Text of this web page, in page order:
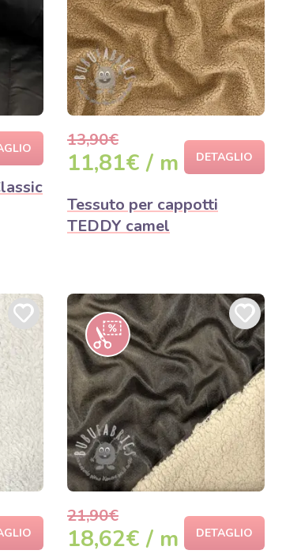
13,90€
11,81€ / m DETAGLIO
Tessuto per cappotti
TEDDY camel
21,90€
18,62€ / m DETAGLIO